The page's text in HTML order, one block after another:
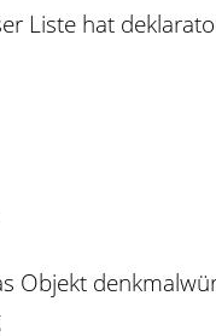
Liste hat
Objekt